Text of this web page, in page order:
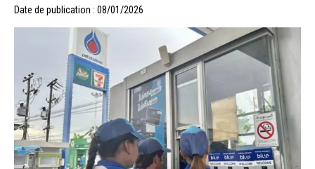
Date de publication : 08/01/2026